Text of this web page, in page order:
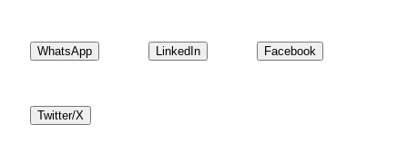
WhatsApp LinkedIn Facebook
Twitter/X